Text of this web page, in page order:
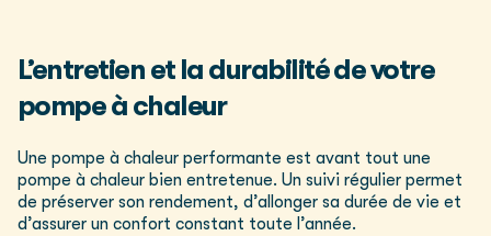
L’entretien et la durabilité de votre
pompe à chaleur
Une pompe à chaleur performante est avant tout une
pompe à chaleur bien entretenue. Un suivi régulier permet
de préserver son rendement, d’allonger sa durée de vie et
d’assurer un confort constant toute l’année.